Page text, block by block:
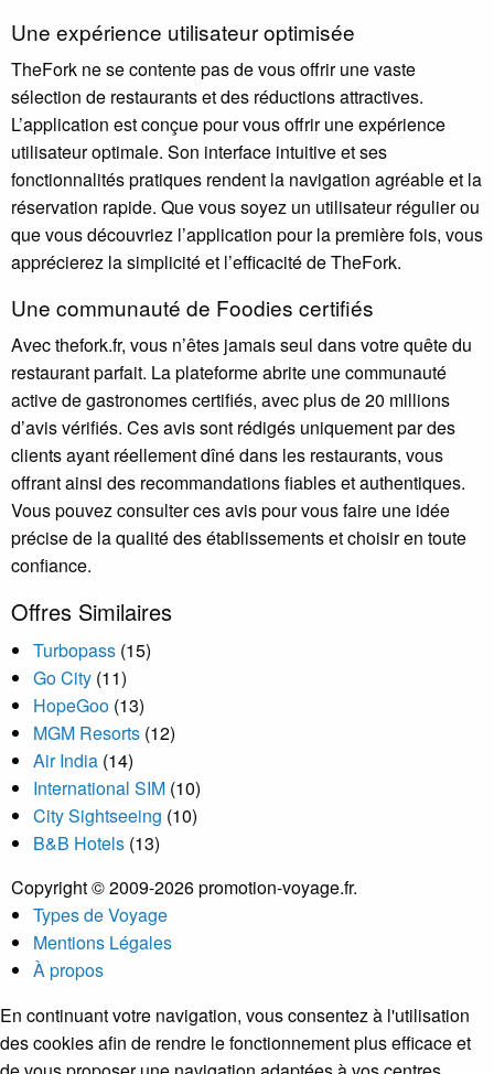
Une expérience utilisateur optimisée
TheFork ne se contente pas de vous offrir une vaste
sélection de restaurants et des réductions attractives.
L’application est conçue pour vous offrir une expérience
utilisateur optimale. Son interface intuitive et ses
fonctionnalités pratiques rendent la navigation agréable et la
réservation rapide. Que vous soyez un utilisateur régulier ou
que vous découvriez l’application pour la première fois, vous
apprécierez la simplicité et l’efficacité de TheFork.
Une communauté de Foodies certifiés
Avec thefork.fr, vous n’êtes jamais seul dans votre quête du
restaurant parfait. La plateforme abrite une communauté
active de gastronomes certifiés, avec plus de 20 millions
d’avis vérifiés. Ces avis sont rédigés uniquement par des
clients ayant réellement dîné dans les restaurants, vous
offrant ainsi des recommandations fiables et authentiques.
Vous pouvez consulter ces avis pour vous faire une idée
précise de la qualité des établissements et choisir en toute
confiance.
Offres Similaires
Turbopass (15)
Go City (11)
HopeGoo (13)
MGM Resorts (12)
Air India (14)
International SIM (10)
City Sightseeing (10)
B&B Hotels (13)
Copyright © 2009-2026 promotion-voyage.fr.
Types de Voyage
Mentions Légales
À propos
En continuant votre navigation, vous consentez à l'utilisation
des cookies afin de rendre le fonctionnement plus efficace et